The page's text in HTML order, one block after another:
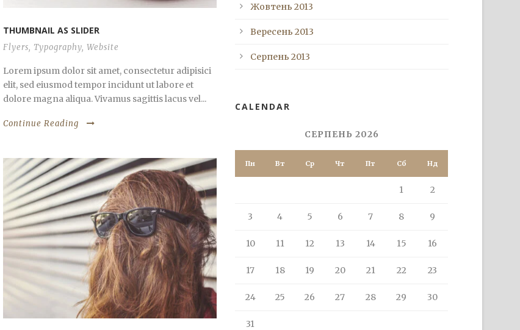
THUMBNAIL AS SLIDER
Flyers, Typography, Website
Lorem ipsum dolor sit amet, consectetur adipisici
elit, sed eiusmod tempor incidunt ut labore et
dolore magna aliqua. Vivamus sagittis lacus vel...
Continue Reading
Жовтень 2013
Вересень 2013
Серпень 2013
CALENDAR
СЕРПЕНЬ 2026
Пн Вт Ср Чт Пт Сб Нд
1 2
3 4 5 6 7 8 9
10 11 12 13 14 15 16
17 18 19 20 21 22 23
24 25 26 27 28 29 30
31